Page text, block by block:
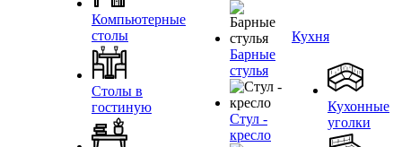
Компьютерные
столы
Столы в
гостиную
Барные
стулья
Стул -
кресло
Кухня
Кухонные
уголки